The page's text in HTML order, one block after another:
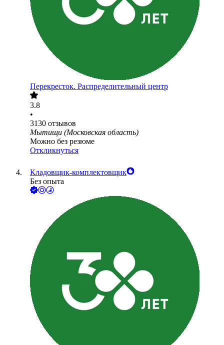
Перекресток. Распределительный центр
3.8
•
3130 отзывов
Мытищи (Московская область)
Можно без резюме
Откликнуться
Кладовщик-комплектовщик
Без опыта